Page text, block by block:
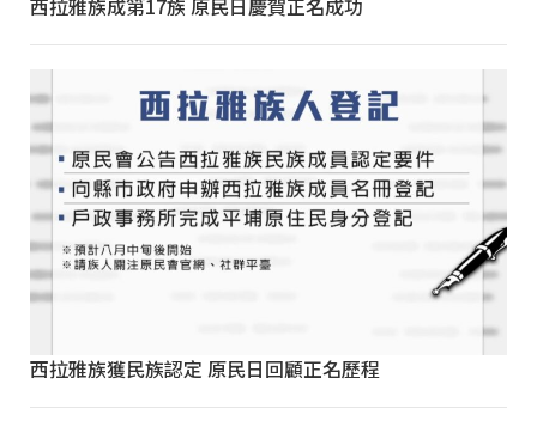
西拉雅族成第17族 原民日慶賀正名成功
西拉雅族獲民族認定 原民日回顧正名歷程